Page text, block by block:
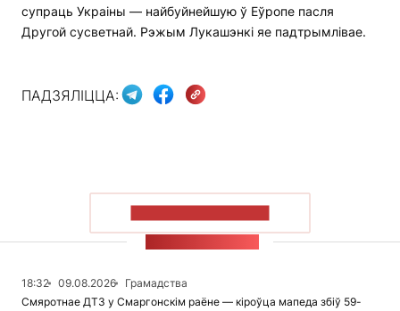
супраць Украіны — найбуйнейшую ў Еўропе пасля
Другой сусветнай. Рэжым Лукашэнкі яе падтрымлівае.
ПАДЗЯЛІЦЦА:
18:32 09.08.2026
Грамадства
Смяротнае ДТЗ у Смаргонскім раёне — кіроўца мапеда збіў 59-